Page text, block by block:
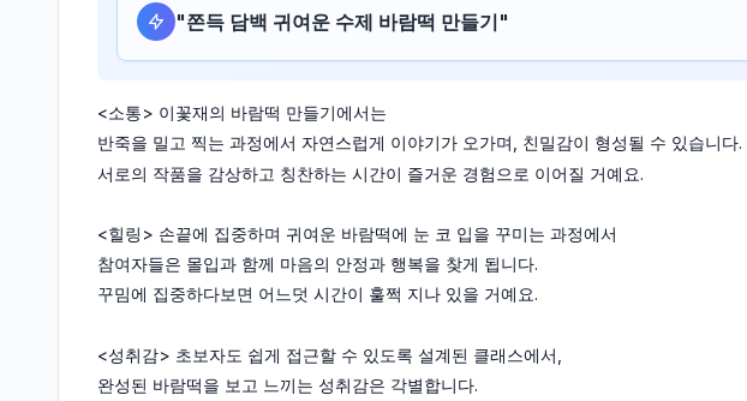
"쫀득 담백 귀여운 수제 바람떡 만들기 "
<소통> 이꽃재의 바람떡 만들기에서는
반죽을 밀고 찍는 과정에서 자연스럽게 이야기가 오가며, 친밀감이 형성될 수 있습니다.
서로의 작품을 감상하고 칭찬하는 시간이 즐거운 경험으로 이어질 거예요.
<힐링> 손끝에 집중하며 귀여운 바람떡에 눈 코 입을 꾸미는 과정에서
참여자들은 몰입과 함께 마음의 안정과 행복을 찾게 됩니다.
꾸밈에 집중하다보면 어느덧 시간이 훌쩍 지나 있을 거예요.
<성취감> 초보자도 쉽게 접근할 수 있도록 설계된 클래스에서,
완성된 바람떡을 보고 느끼는 성취감은 각별합니다.